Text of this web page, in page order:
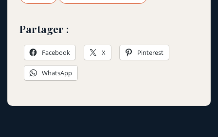
Partager :
Facebook X Pinterest
WhatsApp